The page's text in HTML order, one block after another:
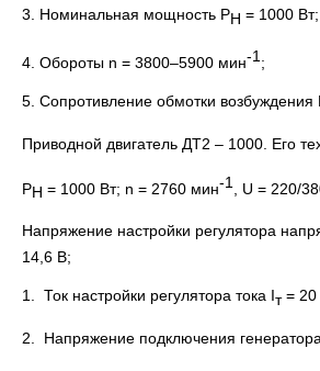
3. Номинальная мощность РН = 1000 Вт;
4. Обороты n = 3800–5900 мин-1;
5. Сопротивление обмотки возбуждения
Приводной двигатель ДТ2 – 1000. Его
РН = 1000 Вт; n = 2760 мин-1 , U = 220/
Напряжение настройки регулятора
14,6 В;
1. Ток настройки регулятора тока Iт= 20
2. Напряжение подключения